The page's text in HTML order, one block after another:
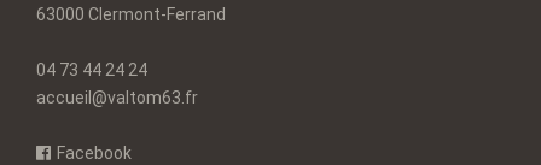
63000 Clermont-Ferrand
04 73 44 24 24
accueil@valtom63.fr
Facebook